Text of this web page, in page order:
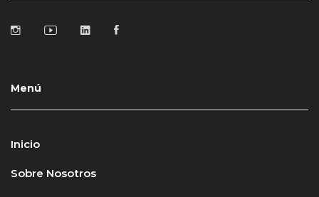
Menú
Inicio
Sobre Nosotros